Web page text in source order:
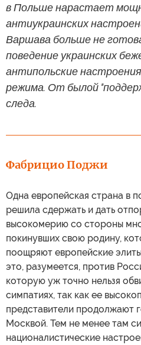
в Польше нарастает
антиукраинских
Варшава больше не
поведение украинских
антипольские
режима. От былой
следа.
Фабрицио Поджи
Одна европейская страна в
решила сдержать и дать
высокомерию со стороны
покинувших свою родину,
поощряют европейские
это, разумеется, против
которую уж точно нельзя
симпатиях, так как ее
представители продолжают
Москвой. Тем не менее там
националистические